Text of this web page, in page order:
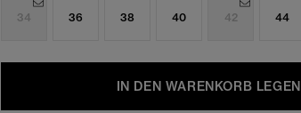
34 36 38 40 42 44
IN DEN WARENKORB LEGEN